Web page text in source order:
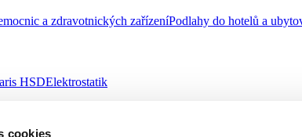
cookies
a zdravotnických zařízeníPodlahy do hotelů a
HSDElektrostatik